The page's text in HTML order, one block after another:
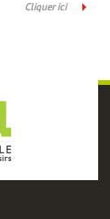
Cliquer ici